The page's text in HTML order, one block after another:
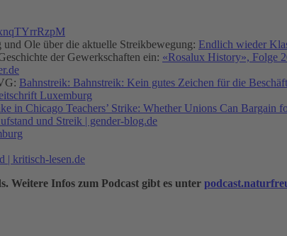
Ole über die aktuelle Streikbewegung: Endlich wieder
der Gewerkschaften ein: «Rosalux History», Folge
Bahnstreik: Bahnstreik: Kein gutes Zeichen für die
Luxemburg
in Chicago Teachers’ Strike: Whether Unions Can Bargain
und Streik | gender-blog.de
| kritisch-lesen.de
Weitere Infos zum Podcast gibt es unter